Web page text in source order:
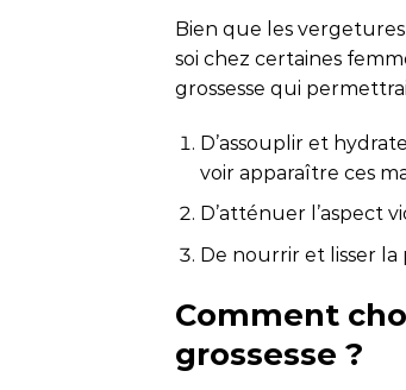
Bien que les
soi chez certaines
grossesse qui
D’assouplir et
voir apparaître ces
D’atténuer l’aspect
De nourrir et lisser la
Comment
grossesse ?